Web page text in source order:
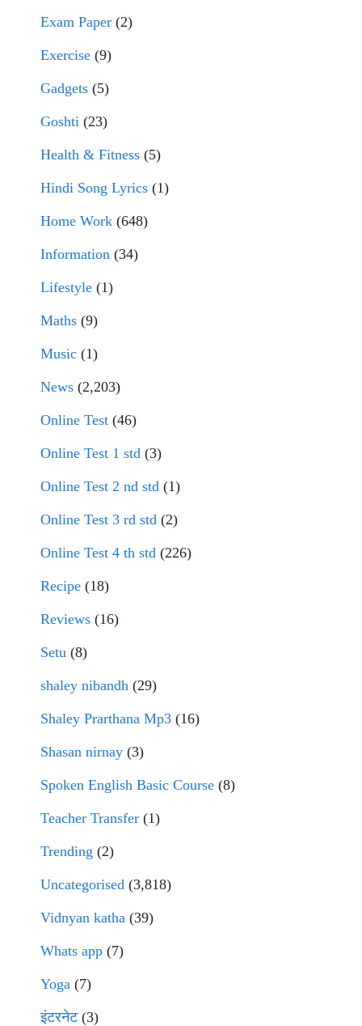
Exam Paper (2)
Exercise (9)
Gadgets (5)
Goshti (23)
Health & Fitness (5)
Hindi Song Lyrics (1)
Home Work (648)
Information (34)
Lifestyle (1)
Maths (9)
Music (1)
News (2,203)
Online Test (46)
Online Test 1 std (3)
Online Test 2 nd std (1)
Online Test 3 rd std (2)
Online Test 4 th std (226)
Recipe (18)
Reviews (16)
Setu (8)
shaley nibandh (29)
Shaley Prarthana Mp3 (16)
Shasan nirnay (3)
Spoken English Basic Course (8)
Teacher Transfer (1)
Trending (2)
Uncategorised (3,818)
Vidnyan katha (39)
Whats app (7)
Yoga (7)
इंटरनेट(3)